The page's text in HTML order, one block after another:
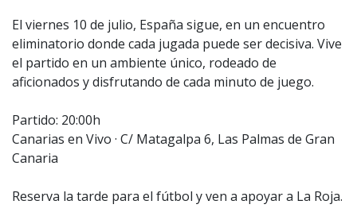
El viernes 10 de julio, España sigue, en un encuentro
eliminatorio donde cada jugada puede ser decisiva. Vive
el partido en un ambiente único, rodeado de
aficionados y disfrutando de cada minuto de juego.
Partido: 20:00h
Canarias en Vivo · C/ Matagalpa 6, Las Palmas de Gran
Canaria
Reserva la tarde para el fútbol y ven a apoyar a La Roja.